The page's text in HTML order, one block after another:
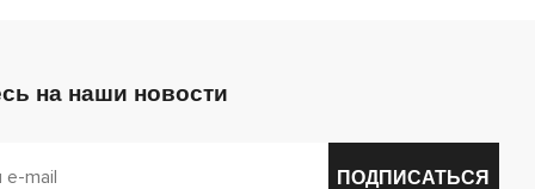
на наши новости
ПОДПИСАТЬСЯ